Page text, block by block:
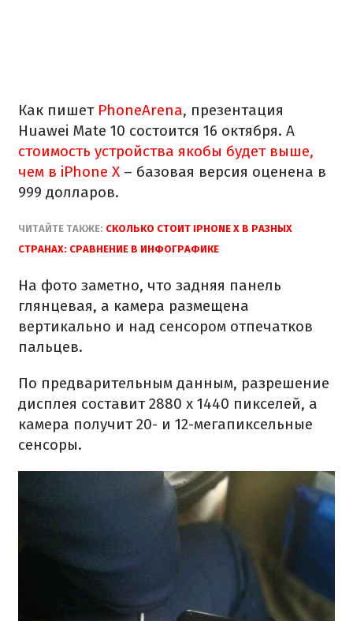
Как пишет PhoneArena, презентация
Huawei Mate 10 состоится 16 октября. А
стоимость устройства якобы будет выше,
чем в iPhone X – базовая версия оценена в
999 долларов.
ЧИТАЙТЕ ТАКЖЕ: СКОЛЬКО СТОИТ IPHONE X В РАЗНЫХ
СТРАНАХ: СРАВНЕНИЕ В ИНФОГРАФИКЕ
На фото заметно, что задняя панель
глянцевая, а камера размещена
вертикально и над сенсором отпечатков
пальцев.
По предварительным данным, разрешение
дисплея составит 2880 х 1440 пикселей, а
камера получит 20- и 12-мегапиксельные
сенсоры.